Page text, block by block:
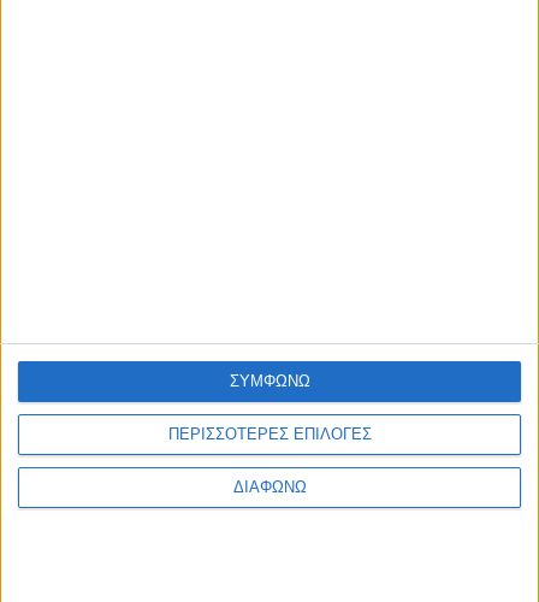
ΠΕΡΙΣΣΟΤΕΡΕΣ ΕΠΙΛΟΓΕΣ
ΔΙΑΦΩΝΩ
ΣΥΜΦΩΝΩ